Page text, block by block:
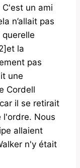
C'est un ami
n’allait pas
la
pas
une
Cordell
il se retirait
l'ordre. Nous
allaient
n'y était